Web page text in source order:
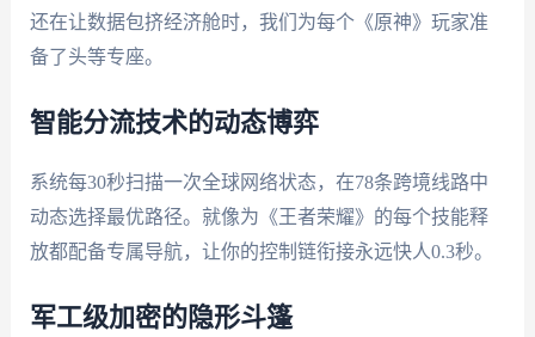
还在让数据包挤经济舱时，我们为每个《原神》玩家准
备了头等专座。
智能分流技术的动态博弈
系统每30秒扫描一次全球网络状态，在78条跨境线路中
动态选择最优路径。就像为《王者荣耀》的每个技能释
放都配备专属导航，让你的控制链衔接永远快人0.3秒。
军工级加密的隐形斗篷